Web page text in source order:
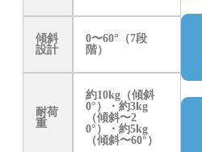
傾斜
設計
0〜60°（7段
階）
耐荷
重
約10kg（傾斜
0°）・約3kg
（傾斜〜2
0°）・約5kg
（傾斜〜60°）